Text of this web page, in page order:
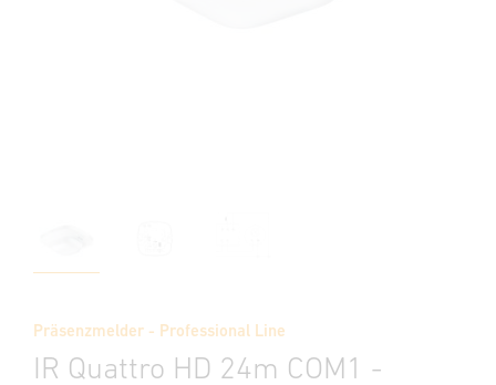
Präsenzmelder - Professional Line
IR Quattro HD 24m COM1 -